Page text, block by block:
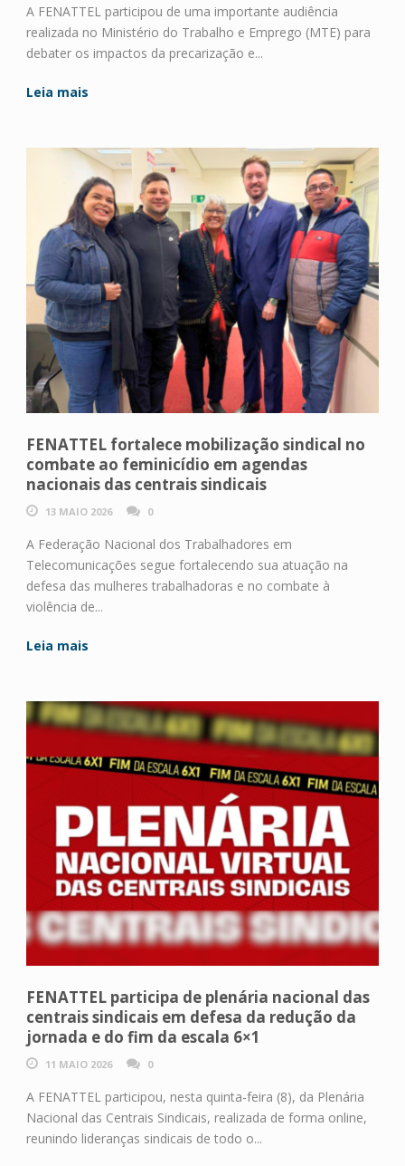
A FENATTEL participou de uma importante audiência
realizada no Ministério do Trabalho e Emprego (MTE) para
debater os impactos da precarização e...
Leia mais
FENATTEL fortalece mobilização sindical no
combate ao feminicídio em agendas
nacionais das centrais sindicais
13 MAIO 2026 0
A Federação Nacional dos Trabalhadores em
Telecomunicações segue fortalecendo sua atuação na
defesa das mulheres trabalhadoras e no combate à
violência de...
Leia mais
FENATTEL participa de plenária nacional das
centrais sindicais em defesa da redução da
jornada e do fim da escala 6×1
11 MAIO 2026 0
A FENATTEL participou, nesta quinta-feira (8), da Plenária
Nacional das Centrais Sindicais, realizada de forma online,
reunindo lideranças sindicais de todo o...